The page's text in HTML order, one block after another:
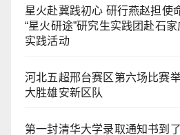
星火赴冀践初心 研行燕赵担
“星火研途”研究生实践团赴石
实践活动
河北五超邢台赛区第六场比赛
大胜雄安新区队
第一封清华大学录取通知书到了